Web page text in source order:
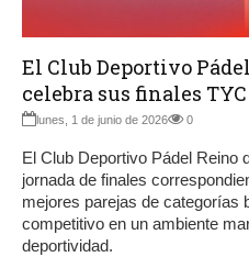
El Club Deportivo
celebra sus finales TYC
lunes, 1 de junio de 2026 0
El Club Deportivo Pádel Reino
jornada de finales
mejores parejas de categorías
competitivo en un ambiente
deportividad.